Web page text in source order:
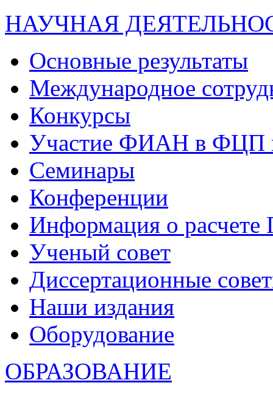
НАУЧНАЯ
Основные результаты
Международное
Конкурсы
Участие ФИАН в ФЦП
Семинары
Конференции
Информация о
Ученый совет
Диссертационные
Наши издания
Оборудование
ОБРАЗОВАНИЕ